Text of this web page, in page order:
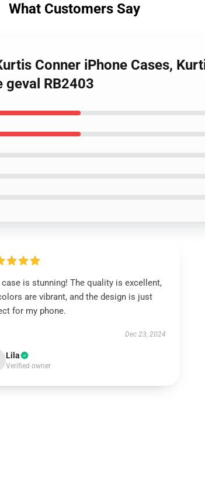
What Customers Say
Conner iPhone Cases,
geval RB2403
is stunning! The quality is excellent,
are vibrant, and the design is just
for my phone.
Dec 23, 2024
Lila
Verified owner